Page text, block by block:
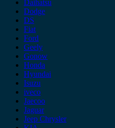
Daihatsu
Dodge
DS
Fiat
Ford
Geely
Gonow
Honda
Hyundai
Isuzu
iveco
Jaecoo
Jaguar
Jeep Chrysler